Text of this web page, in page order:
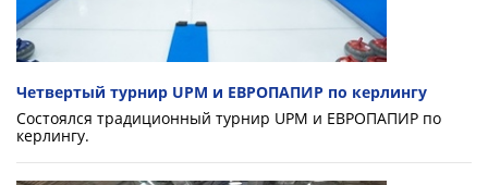
Четвертый турнир UPM и ЕВРОПАПИР по керлингу
Состоялся традиционный турнир UPM и ЕВРОПАПИР по
керлингу.